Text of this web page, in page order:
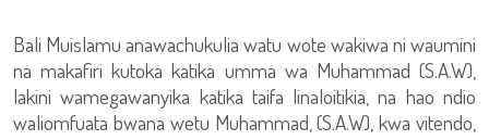
Bali Muislamu anawachukulia watu wote wakiwa ni waumini
na makafiri kutoka katika umma wa Muhammad (S.A.W),
lakini wamegawanyika katika taifa linaloitikia, na hao ndio
waliomfuata bwana wetu Muhammad, (S.A.W), kwa vitendo,